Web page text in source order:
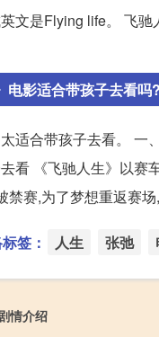
文是Flying life。 飞驰
电影适合带孩子去看吗?
适合带孩子去看。 一
看 《飞驰人生》以赛
赛,为了梦想重返赛场,
签： 人生 张弛
情介绍